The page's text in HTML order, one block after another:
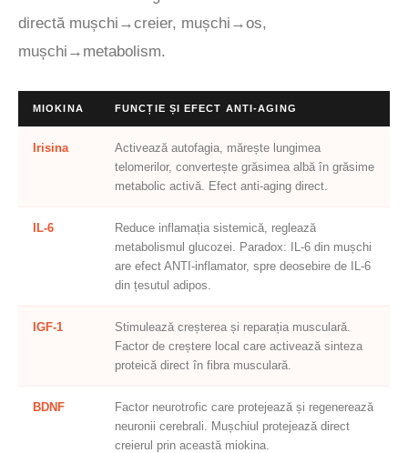
directă mușchi→creier, mușchi→os,
mușchi→metabolism.
MIOKINA FUNCȚIE ȘI EFECT ANTI-AGING
Irisina
Activează autofagia, mărește lungimea
telomerilor, convertește grăsimea albă în grăsime
metabolic activă. Efect anti-aging direct.
IL-6
Reduce inflamația sistemică, reglează
metabolismul glucozei. Paradox: IL-6 din mușchi
are efect ANTI-inflamator, spre deosebire de IL-6
din țesutul adipos.
IGF-1
Stimulează creșterea și reparația musculară.
Factor de creștere local care activează sinteza
proteică direct în fibra musculară.
BDNF
Factor neurotrofic care protejează și regenerează
neuronii cerebrali. Mușchiul protejează direct
creierul prin această miokina.